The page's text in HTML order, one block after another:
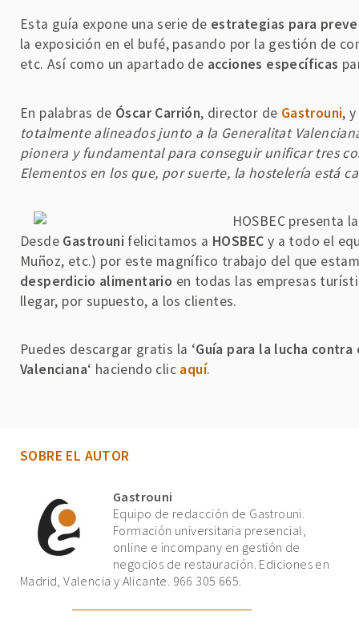
Esta guía expone una serie de estrategias para
la exposición en el bufé, pasando por la gestión de
etc. Así como un apartado de acciones específicas
En palabras de Óscar Carrión, director de Gastrouni,
totalmente alineados junto a la Generalitat
pionera y fundamental para conseguir unificar tres
Elementos en los que, por suerte, la hostelería está
Desde Gastrouni felicitamos a HOSBEC y a todo el
Muñoz, etc.) por este magnífico trabajo del que
desperdicio alimentario en todas las empresas
llegar, por supuesto, a los clientes.
Puedes descargar gratis la ‘Guía para la lucha
Valenciana‘ haciendo clic aquí.
SOBRE EL AUTOR
Gastrouni
Equipo de redacción de Gastrouni.
Formación universitaria presencial,
online e incompany en gestión de
negocios de restauración. Ediciones en
Madrid, Valencia y Alicante. 966 305 665.